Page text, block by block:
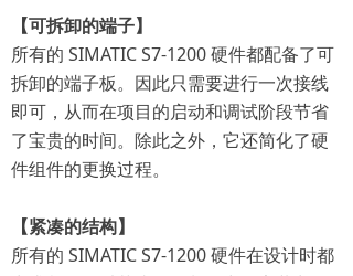
【可拆卸的端子】
所有的 SIMATIC S7-1200 硬件都配备了可
拆卸的端子板。因此只需要进行一次接线
即可，从而在项目的启动和调试阶段节省
了宝贵的时间。除此之外，它还简化了硬
件组件的更换过程。
【紧凑的结构】
所有的 SIMATIC S7-1200 硬件在设计时都